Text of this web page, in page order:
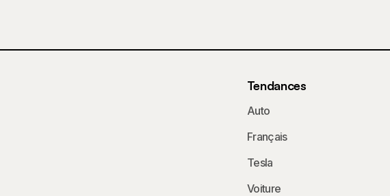
Tendances
Auto
Français
Tesla
Voiture